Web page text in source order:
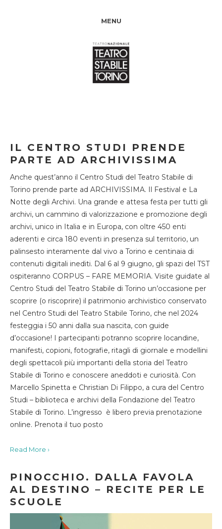
MENU
IL CENTRO STUDI PRENDE
PARTE AD ARCHIVISSIMA
Anche quest’anno il Centro Studi del Teatro Stabile di
Torino prende parte ad ARCHIVISSIMA. Il Festival e La
Notte degli Archivi. Una grande e attesa festa per tutti gli
archivi, un cammino di valorizzazione e promozione degli
archivi, unico in Italia e in Europa, con oltre 450 enti
aderenti e circa 180 eventi in presenza sul territorio, un
palinsesto interamente dal vivo a Torino e centinaia di
contenuti digitali inediti. Dal 6 al 9 giugno, gli spazi del TST
ospiteranno CORPUS – FARE MEMORIA. Visite guidate al
Centro Studi del Teatro Stabile di Torino un’occasione per
scoprire (o riscoprire) il patrimonio archivistico conservato
nel Centro Studi del Teatro Stabile Torino, che nel 2024
festeggia i 50 anni dalla sua nascita, con guide
d’occasione! I partecipanti potranno scoprire locandine,
manifesti, copioni, fotografie, ritagli di giornale e modellini
degli spettacoli più importanti della storia del Teatro
Stabile di Torino e conoscere aneddoti e curiosità. Con
Marcello Spinetta e Christian Di Filippo, a cura del Centro
Studi – biblioteca e archivi della Fondazione del Teatro
Stabile di Torino. L’ingresso è libero previa prenotazione
online. Prenota il tuo posto
Read More ›
PINOCCHIO. DALLA FAVOLA
AL DESTINO – RECITE PER LE
SCUOLE